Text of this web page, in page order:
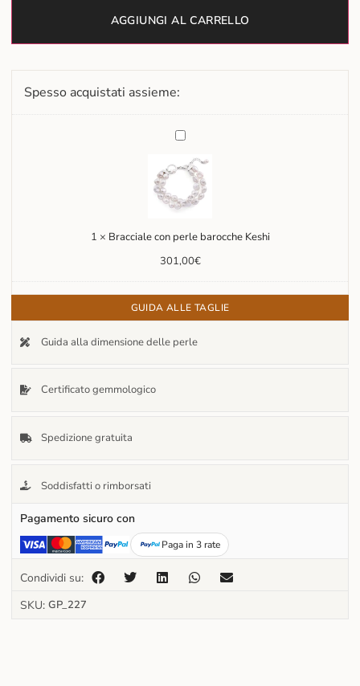
AGGIUNGI AL CARRELLO
Spesso acquistati assieme:
Bracciale
con
perle
barocche
Keshi
1 × Bracciale con perle barocche Keshi
301,00€
GUIDA ALLE TAGLIE
Guida alla dimensione delle perle
Certificato gemmologico
Spedizione gratuita
Soddisfatti o rimborsati
Pagamento sicuro con
Paga in 3 rate
Condividi su:
SKU: GP_227